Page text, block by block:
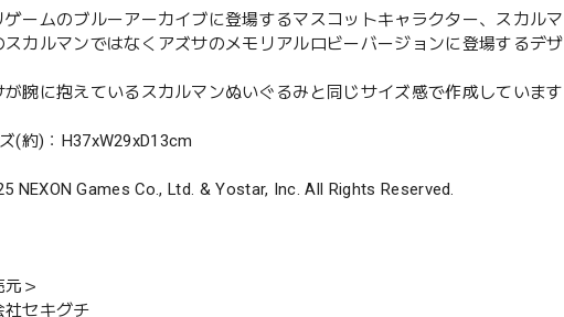
ゲームのブルーアーカイブに登場するマスコットキャラクター、スカルマ
スカルマンではなくアズサのメモリアルロビーバージョンに登場するデ
が腕に抱えているスカルマンぬいぐるみと同じサイズ感で作成しています
(約)：H37xW29xD13cm
NEXON Games Co., Ltd. & Yostar, Inc. All Rights Reserved.
元＞
社セキグチ